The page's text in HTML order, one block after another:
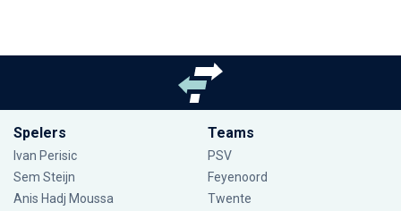
Spelers
Ivan Perisic
Sem Steijn
Anis Hadj Moussa
Teams
PSV
Feyenoord
Twente